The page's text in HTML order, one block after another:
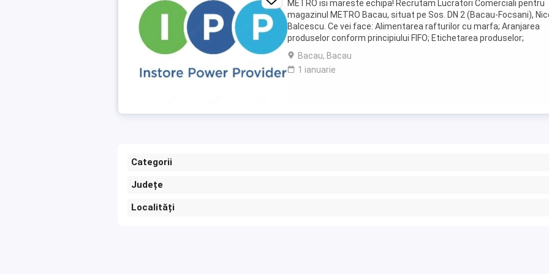
METRO isi mareste echipa! Recrutam Lucratori Comerciali pentru
magazinul METRO Bacau, situat pe Sos. DN 2 (Bacau-Focsani),
Balcescu. Ce vei face: Alimentarea rafturilor cu marfa; Aranjarea
produselor conform principiului FIFO; Etichetarea produselor;
Verificarea termenelor de valabilitate; Consilierea ...
Bacau, Bacau
1 ianuarie
Categorii
Județe
Localități